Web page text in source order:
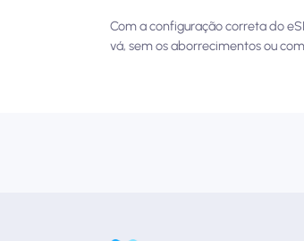
Com a configuração correta do
vá, sem os aborrecimentos ou